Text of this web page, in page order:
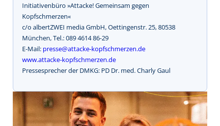
Initiativenbüro »Attacke! Gemeinsam gegen
Kopfschmerzen«
c/o albertZWEI media GmbH, Oettingenstr. 25, 80538
München, Tel.: 089 4614 86-29
E-Mail: presse@attacke-kopfschmerzen.de
www.attacke-kopfschmerzen.de
Pressesprecher der DMKG: PD Dr. med. Charly Gaul